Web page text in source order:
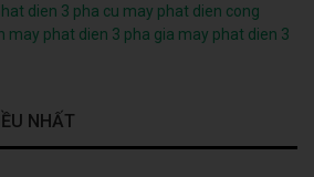
dien 3 pha cu may phat dien cong
may phat dien 3 pha gia may phat dien 3
NHẤT